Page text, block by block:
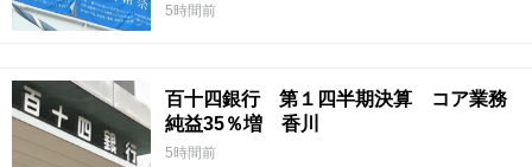
5時間前
百十四銀行 第１四半期決算 コア業務
純益35％増 香川
5時間前